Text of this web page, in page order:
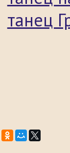
танец